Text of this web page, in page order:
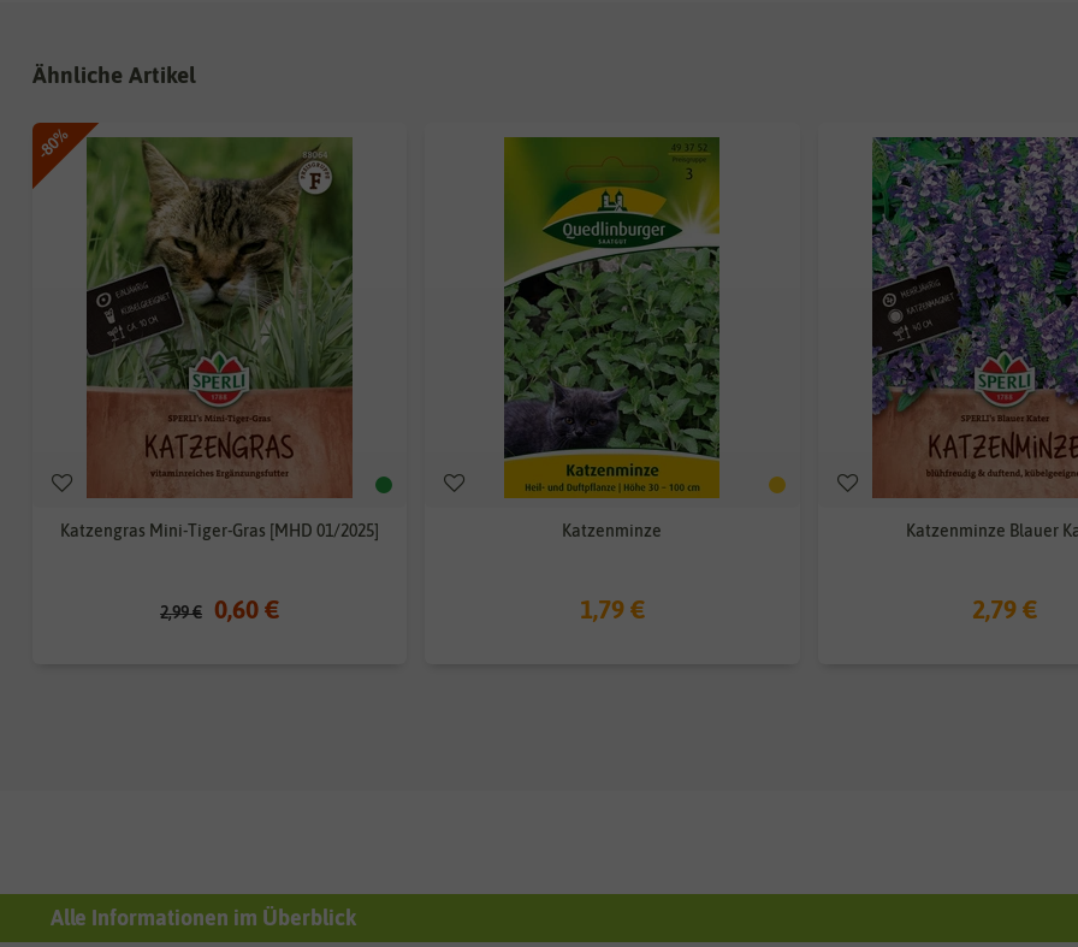
Ähnliche Artikel
-80%
Katzengras Mini-Tiger-Gras [MHD 01/2025]
2,99 € 0,60 €
Katzenminze
1,79 €
Katzenminze Blauer
2,79 €
Alle Informationen im Überblick